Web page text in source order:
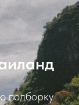
подборку